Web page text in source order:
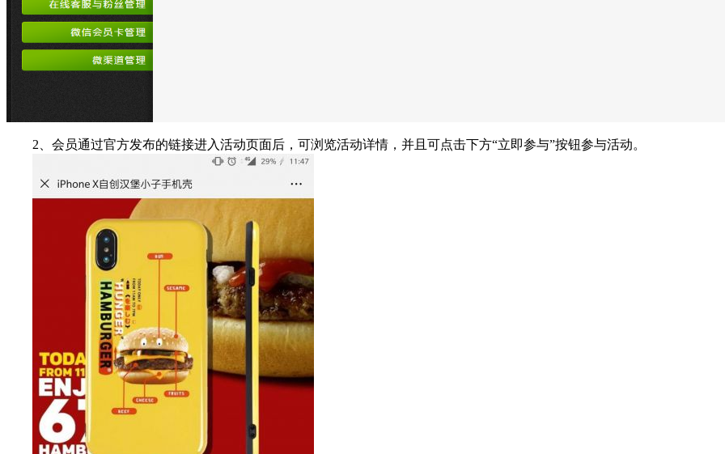
2、会员通过官方发布的链接进入活动页面后，可浏览活动详情，并且可点击下方“立即参与”按钮参与活动。